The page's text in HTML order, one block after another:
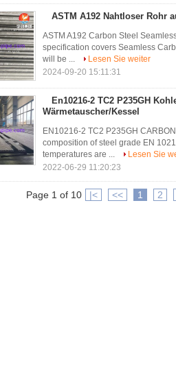
ASTM A192 Nahtloser Rohr
ASTM A192 Carbon Steel
specification covers Seamless
will be ...
Lesen Sie weiter
2024-09-20 15:11:31
En10216-2 TC2 P235GH
Wärmetauscher/Kessel
EN10216-2 TC2 P235GH
composition of steel grade EN
temperatures are ...
Lesen Sie
2022-06-29 11:20:23
Page 1 of 10 |< << 1 2